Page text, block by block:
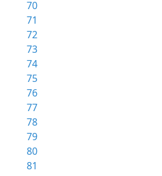
70
71
72
73
74
75
76
77
78
79
80
81